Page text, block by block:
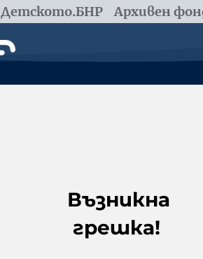
Детското.БНР Архивен
Възникна
грешка!